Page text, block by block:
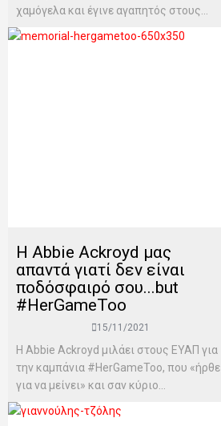
χαμόγελα και έγινε αγαπητός στους...
Η Abbie Ackroyd μας
απαντά γιατί δεν είναι
ποδόσφαιρό σου...but
#HerGameToo
15/11/2021
Η Abbie Ackroyd μιλάει στους ΕΥΑΠ για
την καμπάνια #HerGameToo, που «ήρθε
για να μείνει» και σαν κύριο...